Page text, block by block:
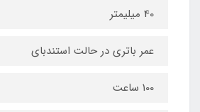
40 میلیمتر
عمر باتری در حالت استندبای
100 ساعت